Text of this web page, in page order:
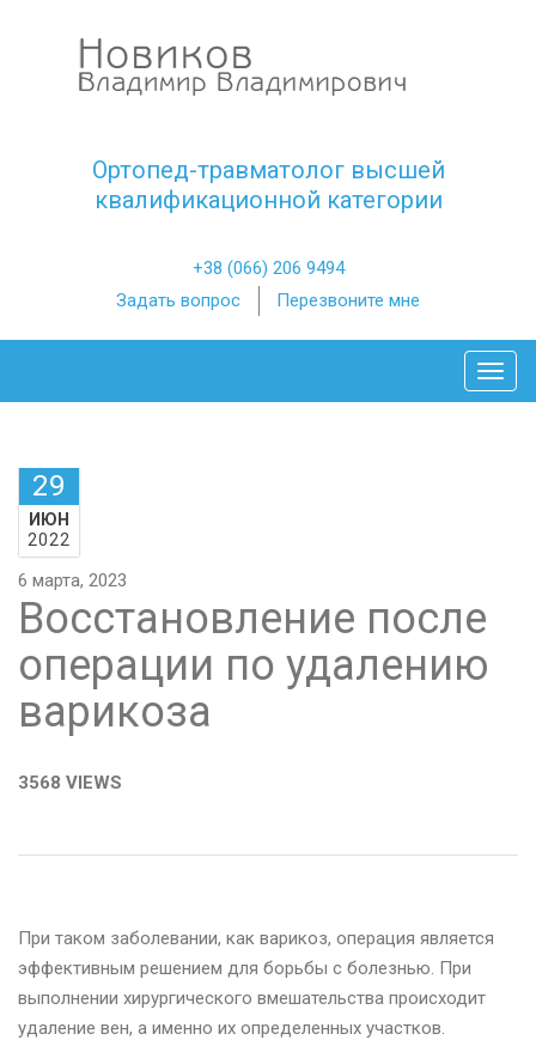
Ортопед-травматолог высшей
квалификационной категории
+38 (066) 206 9494
Задать вопрос
Перезвоните мне
29
ИЮН
2022
6 марта, 2023
Восстановление после
операции по удалению
варикоза
3568 VIEWS
При таком заболевании, как варикоз, операция является
эффективным решением для борьбы с болезнью. При
выполнении хирургического вмешательства происходит
удаление вен, а именно их определенных участков.